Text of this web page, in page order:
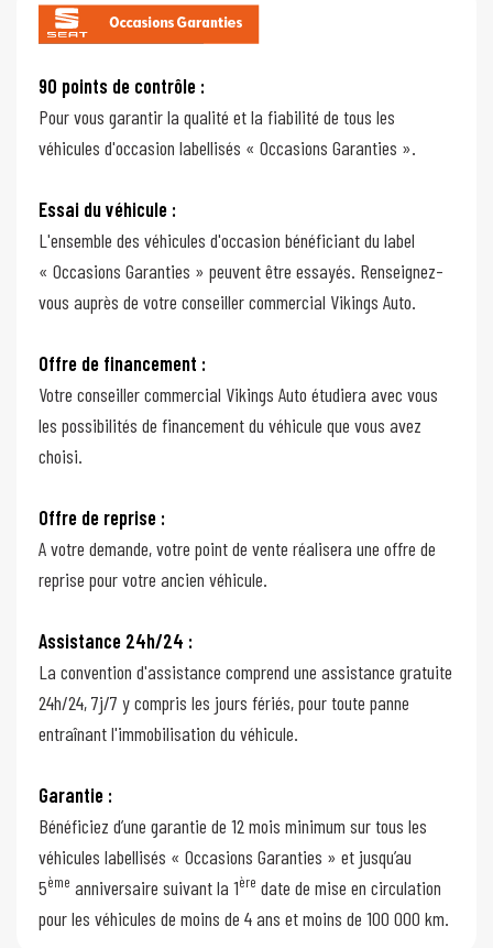
90 points de contrôle :
Pour vous garantir la qualité et la fiabilité de tous les
véhicules d'occasion labellisés « Occasions Garanties ».
Essai du véhicule :
L'ensemble des véhicules d'occasion bénéficiant du label
« Occasions Garanties » peuvent être essayés. Renseignez-
vous auprès de votre conseiller commercial Vikings Auto.
Offre de financement :
Votre conseiller commercial Vikings Auto étudiera avec vous
les possibilités de financement du véhicule que vous avez
choisi.
Offre de reprise :
A votre demande, votre point de vente réalisera une offre de
reprise pour votre ancien véhicule.
Assistance 24h/24 :
La convention d'assistance comprend une assistance gratuite
24h/24, 7j/7 y compris les jours fériés, pour toute panne
entraînant l'immobilisation du véhicule.
Garantie :
Bénéficiez d’une garantie de 12 mois minimum sur tous les
véhicules labellisés « Occasions Garanties » et jusqu’au
5ème anniversaire suivant la 1ère date de mise en circulation
pour les véhicules de moins de 4 ans et moins de 100 000 km.